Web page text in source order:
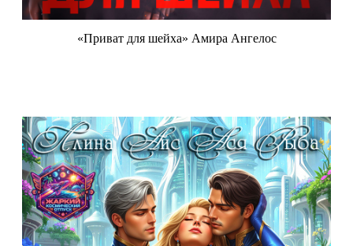
«Приват для шейха» Амира Ангелос